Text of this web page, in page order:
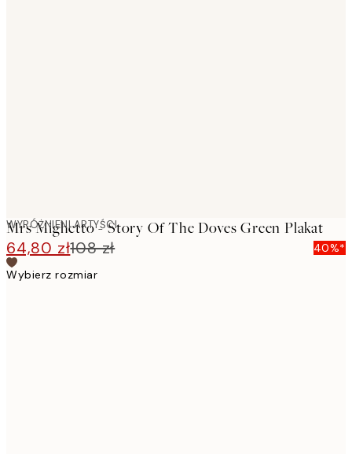
WYRÓŻNIENI ARTYŚCI
Mrs Mighetto - Story Of The Doves Green Plakat
64,80 zł108 zł
40%*
Wybierz rozmiar